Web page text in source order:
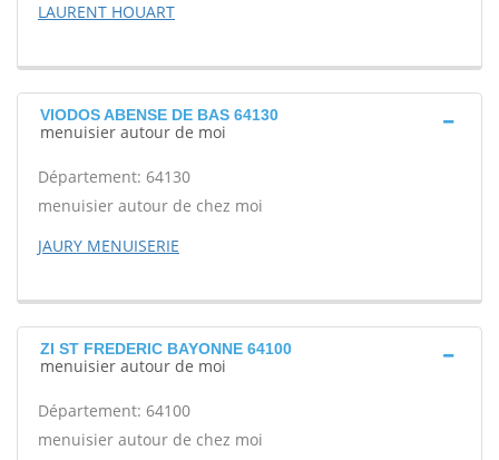
LAURENT HOUART
VIODOS ABENSE DE BAS 64130
menuisier autour de moi
Département: 64130
menuisier autour de chez moi
JAURY MENUISERIE
ZI ST FREDERIC BAYONNE 64100
menuisier autour de moi
Département: 64100
menuisier autour de chez moi